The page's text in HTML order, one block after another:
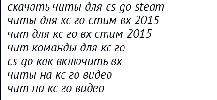
скачать читы для cs go steam
читы для кс го стим вх 2015
чит для кс го вх стим 2015
чит команды для кс го
cs go как включить вх
читы на кс го видео
чит на кс го видео